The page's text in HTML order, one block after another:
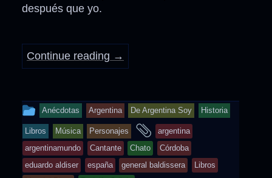
después que yo.
Continue reading →
This
entry
was
posted
in
Anécdotas Argentina De Argentina Soy Historia
Libros Música Personajes
and
tagged
argentina
argentinamundo
Cantante Chato
Córdoba
eduardo aldiser
españa general baldissera
Libros